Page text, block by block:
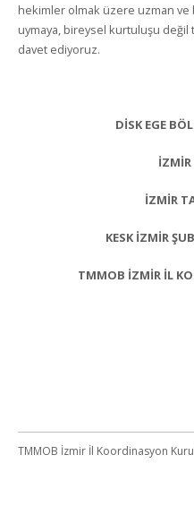
hekimler olmak üzere uzman ve
uymaya, bireysel kurtuluşu değil
davet ediyoruz.
DİSK EGE
İZMİR
İZMİR
KESK İZMİR
TMMOB İZMİR İL
TMMOB İzmir İl Koordinasyon